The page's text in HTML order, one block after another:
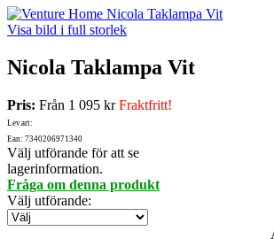
Visa bild i full storlek
Nicola Taklampa Vit
Pris: Från 1 095 krFraktfritt!
Lev.art:
Ean: 7340206971340
Välj utförande för att se
lagerinformation.
Fråga om denna produkt
Välj utförande: